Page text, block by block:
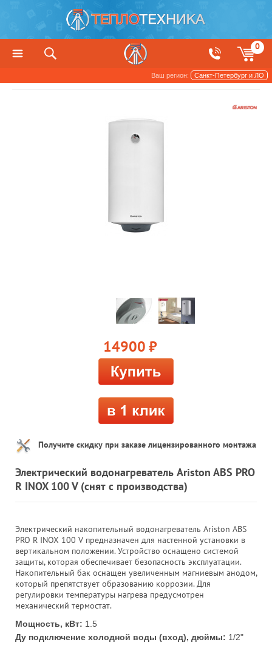
0
Ваш регион: Санкт-Петербург и ЛО
14900 руб.
Получите скидку при заказе лицензированного монтажа
Электрический водонагреватель Ariston ABS PRO
R INOX 100 V (снят с производства)
Электрический накопительный водонагреватель Ariston ABS
PRO R INOX 100 V предназначен для настенной установки в
вертикальном положении. Устройство оснащено системой
защиты, которая обеспечивает безопасность эксплуатации.
Накопительный бак оснащен увеличенным магниевым анодом,
который препятствует образованию коррозии. Для
регулировки температуры нагрева предусмотрен
механический термостат.
Мощность, кВт: 1.5
Ду подключение холодной воды (вход), дюймы: 1/2"